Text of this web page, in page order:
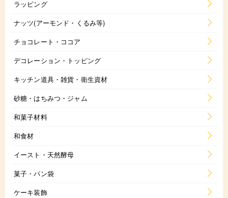
ラッピング
ナッツ(アーモンド・くるみ等)
チョコレート・ココア
デコレーション・トッピング
キッチン道具・雑貨・衛生資材
砂糖・はちみつ・ジャム
和菓子材料
和食材
イースト・天然酵母
菓子・パン袋
ケーキ装飾